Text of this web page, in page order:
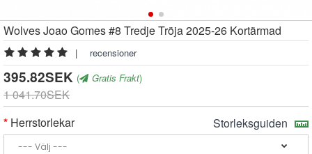
Wolves Joao Gomes #8 Tredje Tröja 2025-26 Kortärmad
| recensioner
395.82SEK ( Gratis Frakt)
1 041.70SEK
Herrstorlekar
Storleksguiden